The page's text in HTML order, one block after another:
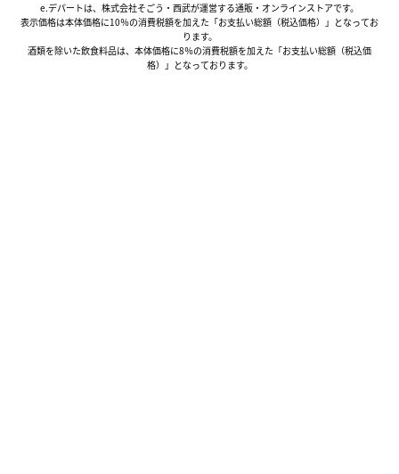
e.デパートは、株式会社そごう・西武が運営する通販・オンラインストアです。
表示価格は本体価格に10％の消費税額を加えた「お支払い総額（税込価格）」となってお
ります。
酒類を除いた飲食料品は、本体価格に8％の消費税額を加えた「お支払い総額（税込価
格）」となっております。